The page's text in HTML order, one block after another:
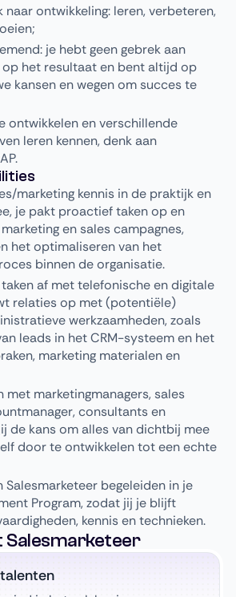
naar ontwikkeling: leren, verbeteren,
je hebt geen gebrek aan
op het resultaat en bent altijd op
kansen en wegen om succes te
ontwikkelen en verschillende
leren kennen, denk aan
marketing kennis in de praktijk en
je pakt proactief taken op en
en sales campagnes,
het optimaliseren van het
binnen de organisatie.
af met telefonische en digitale
relaties op met (potentiële)
werkzaamheden, zoals
leads in het CRM-systeem en het
marketing materialen en
met marketingmanagers, sales
consultants en
de kans om alles van dichtbij mee
door te ontwikkelen tot een echte
Salesmarketeer begeleiden in je
Program, zodat jij je blijft
kennis en technieken.
Salesmarketeer